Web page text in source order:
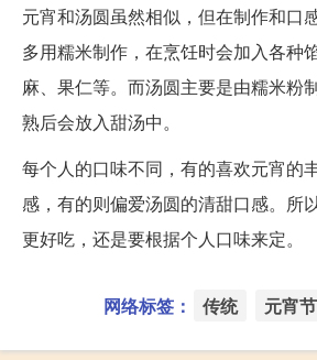
元宵和汤圆虽然相似，但在制作和口
多用糯米制作，在烹饪时会加入各种
麻、果仁等。而汤圆主要是由糯米粉
熟后会放入甜汤中。
每个人的口味不同，有的喜欢元宵的
感，有的则偏爱汤圆的清甜口感。所
更好吃，还是要根据个人口味来定。
网络标签： 传统 元宵节